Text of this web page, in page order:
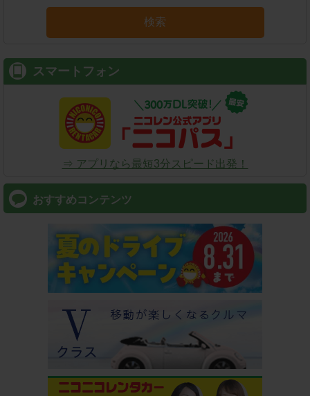
検索
スマートフォン
⇒ アプリなら最短3分スピード出発！
おすすめコンテンツ